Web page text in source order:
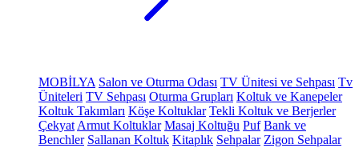
MOBİLYA Salon ve Oturma Odası TV Ünitesi ve Sehpası Tv
Üniteleri TV Sehpası Oturma Grupları Koltuk ve Kanepeler
Koltuk Takımları Köşe Koltuklar Tekli Koltuk ve Berjerler
Çekyat Armut Koltuklar Masaj Koltuğu Puf Bank ve
Benchler Sallanan Koltuk Kitaplık Sehpalar Zigon Sehpalar